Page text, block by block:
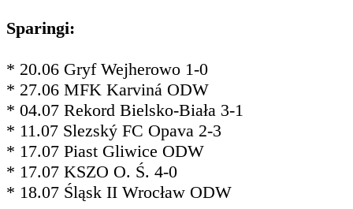
Sparingi:
* 20.06 Gryf Wejherowo 1-0
* 27.06 MFK Karviná ODW
* 04.07 Rekord Bielsko-Biała 3-1
* 11.07 Slezský FC Opava 2-3
* 17.07 Piast Gliwice ODW
* 17.07 KSZO O. Ś. 4-0
* 18.07 Śląsk II Wrocław ODW